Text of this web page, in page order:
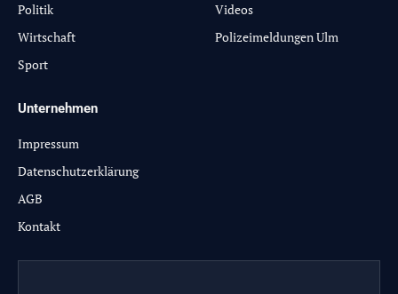
Politik
Wirtschaft
Sport
Videos
Polizeimeldungen Ulm
Unternehmen
Impressum
Datenschutzerklärung
AGB
Kontakt